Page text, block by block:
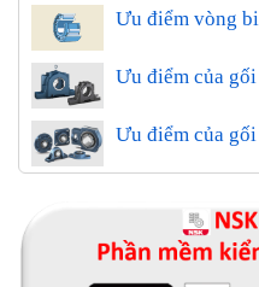
Ưu điểm vòng
Ưu điểm của
Ưu điểm của gối